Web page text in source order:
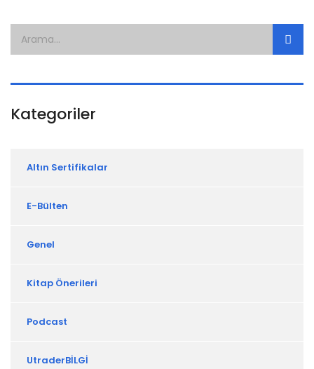
Kategoriler
Altın Sertifikalar
E-Bülten
Genel
Kitap Önerileri
Podcast
UtraderBİLGİ